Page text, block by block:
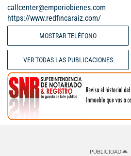
callcenter@emporiobienes.com
https://www.redfincaraiz.com/
MOSTRAR TELÉFONO
VER TODAS LAS PUBLICACIONES
PUBLICIDAD